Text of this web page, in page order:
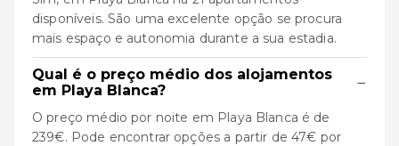
disponíveis. São uma excelente opção se procura
mais espaço e autonomia durante a sua estadia.
Qual é o preço médio dos alojamentos
em Playa Blanca?
−
O preço médio por noite em Playa Blanca é de
239€. Pode encontrar opções a partir de 47€ por